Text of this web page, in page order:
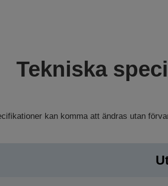
Tekniska
kan komma att ändras utan